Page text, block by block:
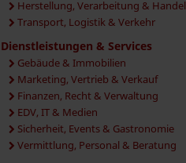
Herstellung, Verarbeitung & Handel
Transport, Logistik & Verkehr
Dienstleistungen & Services
Gebäude & Immobilien
Marketing, Vertrieb & Verkauf
Finanzen, Recht & Verwaltung
EDV, IT & Medien
Sicherheit, Events & Gastronomie
Vermittlung, Personal & Beratung